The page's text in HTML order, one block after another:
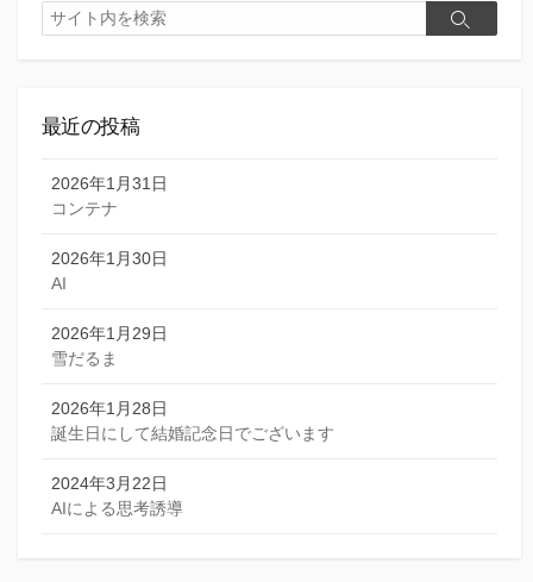
検
索
検
最近の投稿
2026年1月31日
コンテナ
2026年1月30日
AI
2026年1月29日
雪だるま
2026年1月28日
誕生日にして結婚記念日でございます
2024年3月22日
AIによる思考誘導